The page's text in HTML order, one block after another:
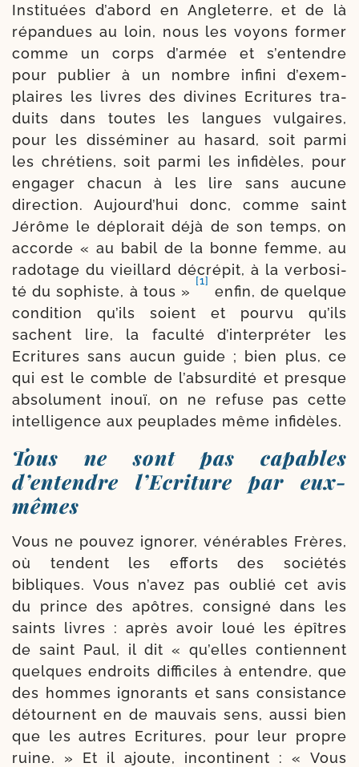
Instituées d’abord en Angleterre, et de là
répan­dues au loin, nous les voyons for­mer
comme un corps d’armée et s’entendre
pour publier à un nombre infi­ni d’exem­
plaires les livres des divines Ecritures tra­
duits dans toutes les langues vul­gaires,
pour les dis­sé­mi­ner au hasard, soit par­mi
les chré­tiens, soit par­mi les infi­dèles, pour
enga­ger cha­cun à les lire sans aucune
direc­tion. Aujourd’hui donc, comme saint
Jérôme le déplo­rait déjà de son temps, on
accorde « au babil de la bonne femme, au
rado­tage du vieillard décré­pit, à la ver­bo­si­
té du sophiste, à tous »
[1]
enfin, de quelque
condi­tion qu’ils soient et pour­vu qu’ils
sachent lire, la facul­té d’interpréter les
Ecritures sans aucun guide ; bien plus, ce
qui est le comble de l’absurdité et presque
abso­lu­ment inouï, on ne refuse pas cette
intel­li­gence aux peu­plades même infidèles.
Tous ne sont pas capables
d’entendre l’Ecriture par eux-
mêmes
Vous ne pou­vez igno­rer, véné­rables Frères,
où tendent les efforts des socié­tés
bibliques. Vous n’avez pas oublié cet avis
du prince des apôtres, consi­gné dans les
saints livres : après avoir loué les épîtres
de saint Paul, il dit « qu’elles contiennent
quelques endroits dif­fi­ciles à entendre, que
des hommes igno­rants et sans consis­tance
détournent en de mau­vais sens, aus­si bien
que les autres Ecritures, pour leur propre
ruine. » Et il ajoute, incon­ti­nent : « Vous